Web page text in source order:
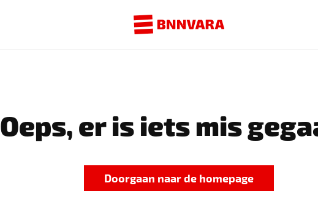
Oeps, er is iets mis
Doorgaan naar de homepage